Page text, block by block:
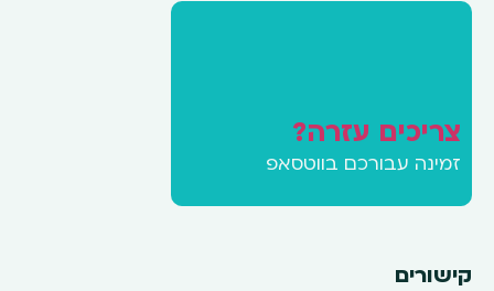
צריכים עזרה?
זמינה עבורכם בווטסאפ
קישורים